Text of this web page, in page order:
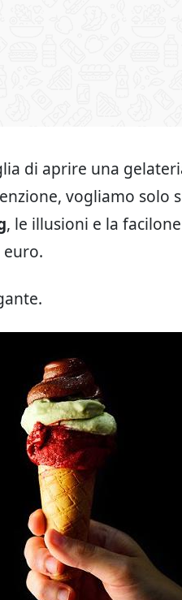
di aprire una
vogliamo solo
, le illusioni e la
euro.